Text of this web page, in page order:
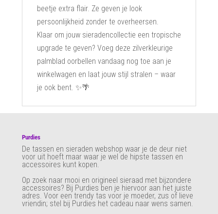
beetje extra flair. Ze geven je look
persoonlijkheid zonder te overheersen.
Klaar om jouw sieradencollectie een tropische
upgrade te geven? Voeg deze zilverkleurige
palmblad oorbellen vandaag nog toe aan je
winkelwagen en laat jouw stijl stralen – waar
je ook bent. ✨🌴
Purdies
De tassen en sieraden webshop waar je de deur niet
voor uit hoeft maar waar je wel de hipste tassen en
accessoires kunt kopen.
Op zoek naar mooi en origineel sieraad met bijzondere
accessoires? Bij Purdies ben je hiervoor aan het juiste
adres. Voor een trendy tas voor je moeder, zus of lieve
vriendin; stel bij Purdies het cadeau naar wens samen.